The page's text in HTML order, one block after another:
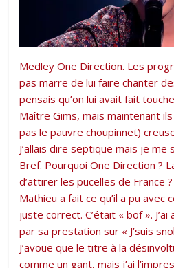
Medley One Direction. Les
pas marre de lui faire chanter
pensais qu’on lui avait fait
Maître Gims, mais maintenant
pas le pauvre choupinnet)
J’allais dire septique mais je me
Bref. Pourquoi One Direction ?
d’attirer les pucelles de France
Mathieu a fait ce qu’il a pu avec
juste correct. C’était « bof ».
par sa prestation sur « J’suis
J’avoue que le titre à la
comme un gant, mais j’ai